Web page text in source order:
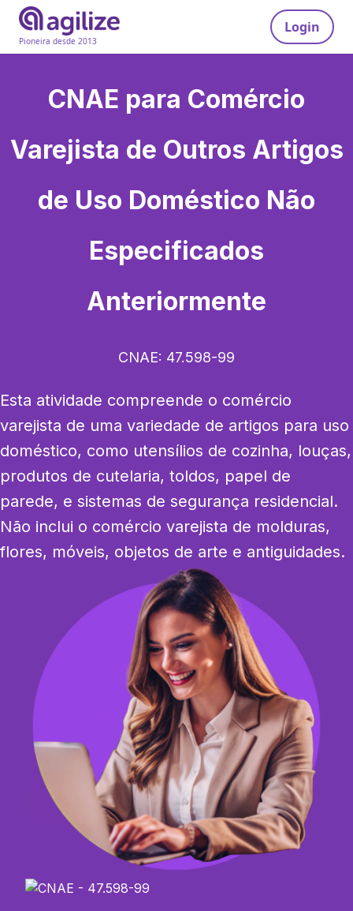
Pioneira desde 2013
Login
CNAE para Comércio
Varejista de Outros Artigos
de Uso Doméstico Não
Especificados
Anteriormente
CNAE: 47.598-99
Esta atividade compreende o comércio
varejista de uma variedade de artigos para uso
doméstico, como utensílios de cozinha, louças,
produtos de cutelaria, toldos, papel de
parede, e sistemas de segurança residencial.
Não inclui o comércio varejista de molduras,
flores, móveis, objetos de arte e antiguidades.